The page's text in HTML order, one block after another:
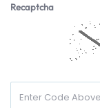
Recaptcha